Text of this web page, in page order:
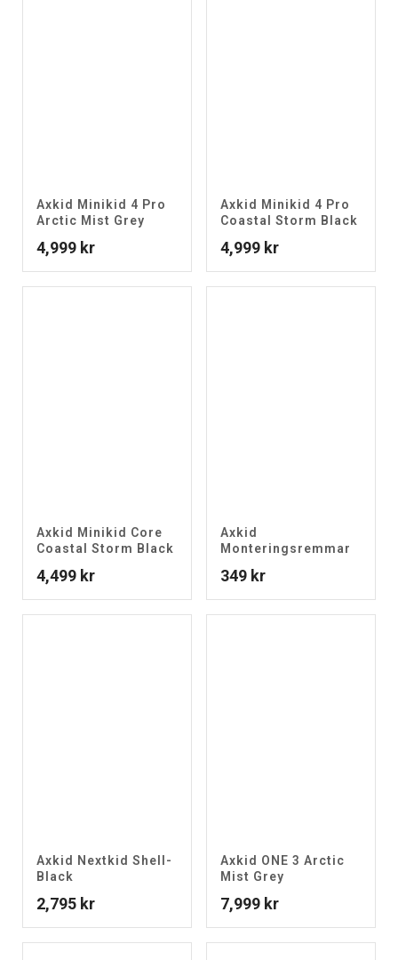
Axkid Minikid 4 Pro
Arctic Mist Grey
4,999 kr
Axkid Minikid 4 Pro
Coastal Storm Black
4,999 kr
Axkid Minikid Core
Coastal Storm Black
4,499 kr
Axkid
Monteringsremmar
349 kr
Axkid Nextkid Shell-
Black
2,795 kr
Axkid ONE 3 Arctic
Mist Grey
7,999 kr